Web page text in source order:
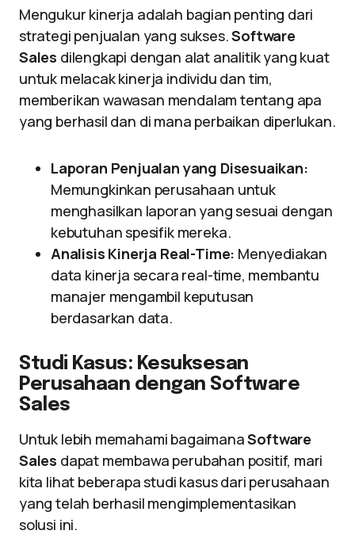
Mengukur kinerja adalah bagian penting dari
strategi penjualan yang sukses.Software
Sales dilengkapi dengan alat analitik yang kuat
untuk melacak kinerja individu dan tim,
memberikan wawasan mendalam tentang apa
yang berhasil dan di mana perbaikan diperlukan.
Laporan Penjualan yang Disesuaikan:
Memungkinkan perusahaan untuk
menghasilkan laporan yang sesuai dengan
kebutuhan spesifik mereka.
Analisis Kinerja Real-Time: Menyediakan
data kinerja secara real-time, membantu
manajer mengambil keputusan
berdasarkan data.
Studi Kasus: Kesuksesan
Perusahaan dengan Software
Sales
Untuk lebih memahami bagaimanaSoftware
Sales dapat membawa perubahan positif, mari
kita lihat beberapa studi kasus dari perusahaan
yang telah berhasil mengimplementasikan
solusi ini.